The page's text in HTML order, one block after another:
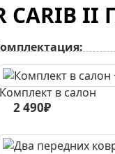
CARIB
Комплект в салон
2 490₽